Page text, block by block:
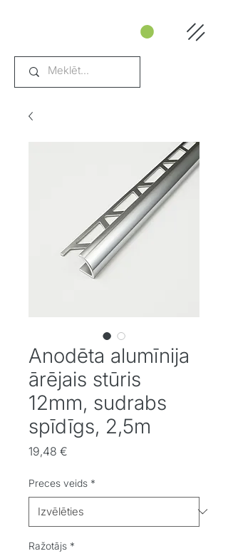
Anodēta alumīnija
ārējais stūris
12mm, sudrabs
spīdīgs, 2,5m
19,48 €
Preces veids *
Ražotājs *